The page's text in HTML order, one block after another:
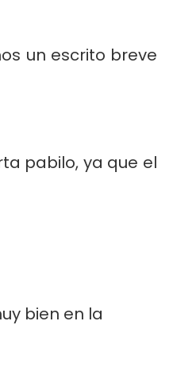
un escrito breve
pabilo, ya que el
bien en la